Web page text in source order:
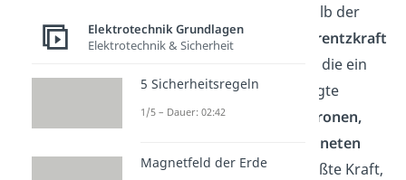
auf die Elektronen innerhalb der
Platte. Diese Kraft wird
Lorentzkraft
genannt. Dies ist die Kraft, die ein
Magnetfeld auf eine bewegte
Ladungausübt. Jene
Elektronen,
Magneten
befinden, erfahren die größte Kraft,
Elektrotechnik Grundlagen
Elektrotechnik & Sicherheit
5 Sicherheitsregeln
1/5 – Dauer: 02:42
Magnetfeld der Erde